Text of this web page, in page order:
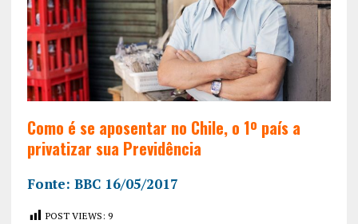
Como é se aposentar no Chile, o 1º país a
privatizar sua Previdência
Fonte: BBC 16/05/2017
POST VIEWS: 9